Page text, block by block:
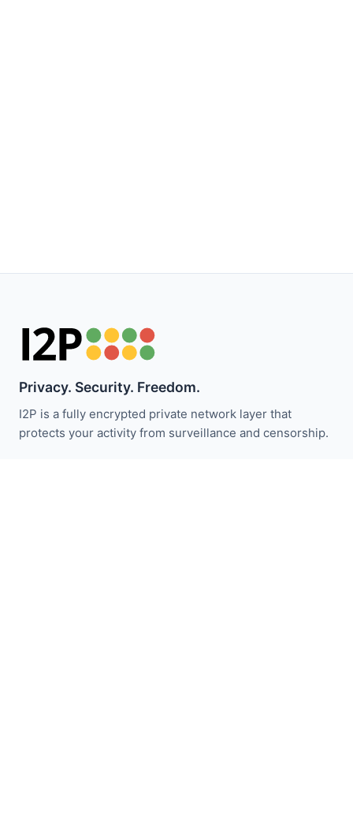
Privacy. Security. Freedom.
I2P is a fully encrypted private network layer that
protects your activity from surveillance and censorship.